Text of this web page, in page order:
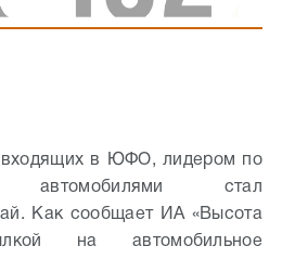
входящих в ЮФО, лидером по
автомобилями стал
Как сообщает ИА «Высота
на автомобильное